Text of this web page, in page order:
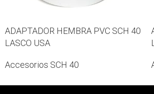
ADAPTADOR HEMBRA PVC SCH 40
LASCO USA
Accesorios SCH 40